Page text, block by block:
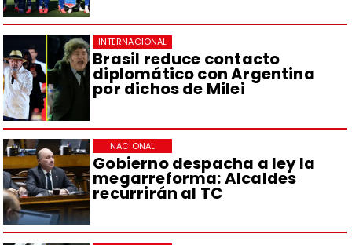
Brasil reduce contacto
diplomático con Argentina
por dichos de Milei
INTERNACIONAL
Gobierno despacha a ley la
megarreforma: Alcaldes
recurrirán al TC
NACIONAL